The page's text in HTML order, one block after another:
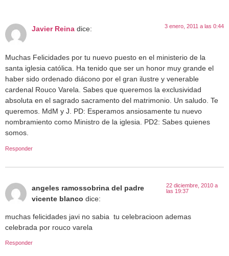
Javier Reina dice: 3 enero, 2011 a las 0:44
Muchas Felicidades por tu nuevo puesto en el ministerio de la
santa iglesia católica. Ha tenido que ser un honor muy grande el
haber sido ordenado diácono por el gran ilustre y venerable
cardenal Rouco Varela. Sabes que queremos la exclusividad
absoluta en el sagrado sacramento del matrimonio. Un saludo. Te
queremos. MdM y J. PD: Esperamos ansiosamente tu nuevo
nombramiento como Ministro de la iglesia. PD2: Sabes quienes
somos.
Responder
angeles ramossobrina del padre
vicente blanco dice:
22 diciembre, 2010 a
las 19:37
muchas felicidades javi no sabia tu celebracioon ademas
celebrada por rouco varela
Responder